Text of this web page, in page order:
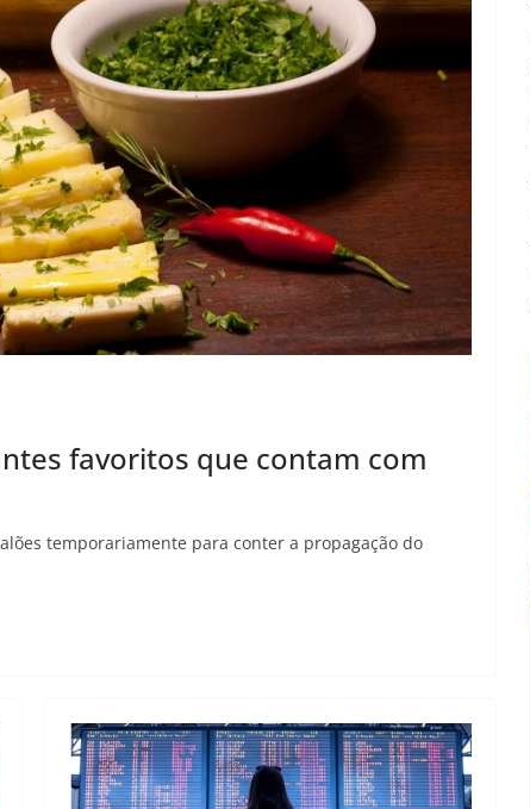
favoritos que contam com
temporariamente para conter a propagação do